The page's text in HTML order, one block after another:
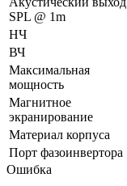
SPL @ 1m
НЧ
ВЧ
Максимальная
мощность
Магнитное
экранирование
Материал корпуса
Порт фазоинвертора
Ошибка